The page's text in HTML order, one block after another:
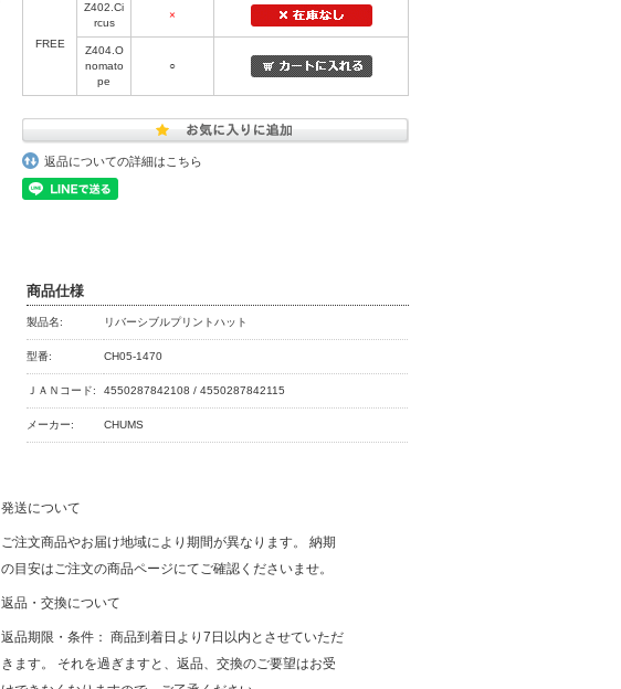
FREE
Z402.Ci
rcus
×
Z404.O
nomato
pe
○
返品についての詳細はこちら
商品仕様
製品名: リバーシブルプリントハット
型番: CH05-1470
ＪＡＮコード: 4550287842108 / 4550287842115
メーカー: CHUMS
発送について
ご注文商品やお届け地域により期間が異なります。 納期
の目安はご注文の商品ページにてご確認くださいませ。
返品・交換について
返品期限・条件： 商品到着日より7日以内とさせていただ
きます。 それを過ぎますと、返品、交換のご要望はお受